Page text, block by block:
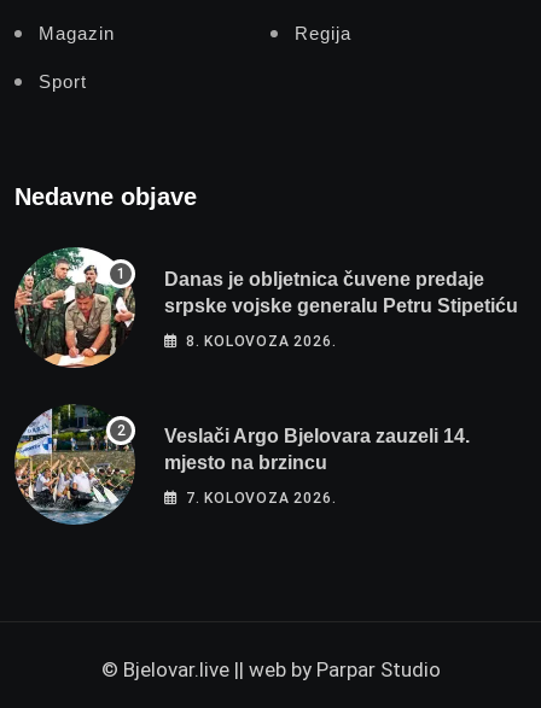
Magazin Regija
Sport
Nedavne objave
Danas je obljetnica čuvene predaje
srpske vojske generalu Petru Stipetiću
8. KOLOVOZA 2026.
Veslači Argo Bjelovara zauzeli 14.
mjesto na brzincu
7. KOLOVOZA 2026.
© Bjelovar.live || web by Parpar Studio